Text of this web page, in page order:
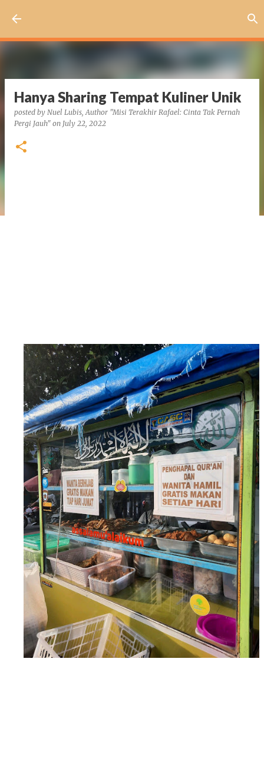
Hanya Sharing Tempat Kuliner Unik
posted by Nuel Lubis, Author "Misi Terakhir Rafael: Cinta Tak Pernah
Pergi Jauh" on July 22, 2022